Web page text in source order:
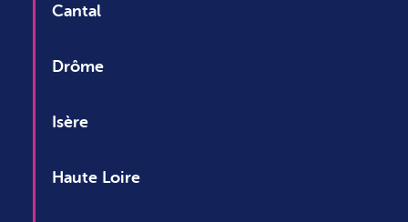
Cantal
Drôme
Isère
Haute Loire